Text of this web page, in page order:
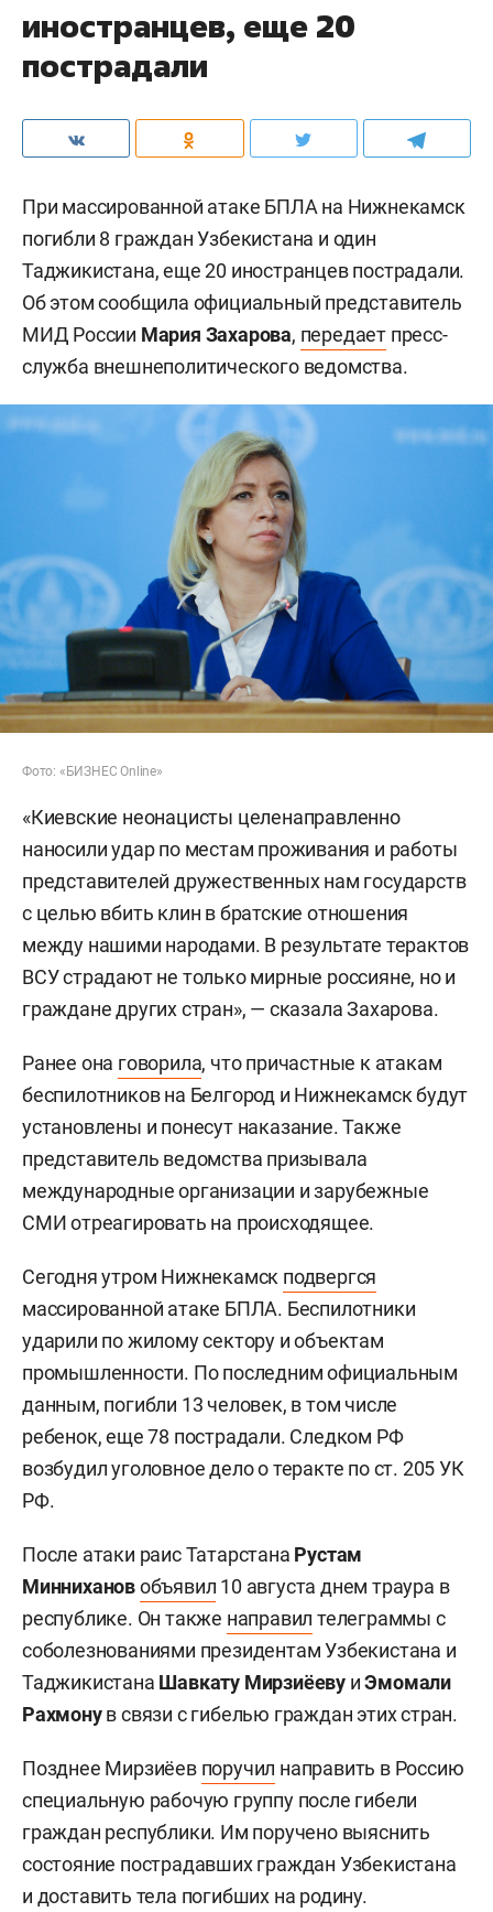
иностранцев, еще 20
пострадали
При массированной атаке БПЛА на Нижнекамск
погибли 8 граждан Узбекистана и один
Таджикистана, еще 20 иностранцев пострадали.
Об этом сообщила официальный представитель
МИД России Мария Захарова, передает пресс-
служба внешнеполитического ведомства.
Фото: «БИЗНЕС Online»
«Киевские неонацисты целенаправленно
наносили удар по местам проживания и работы
представителей дружественных нам государств
с целью вбить клин в братские отношения
между нашими народами. В результате терактов
ВСУ страдают не только мирные россияне, но и
граждане других стран», — сказала Захарова.
Ранее она говорила, что причастные к атакам
беспилотников на Белгород и Нижнекамск будут
установлены и понесут наказание. Также
представитель ведомства призывала
международные организации и зарубежные
СМИ отреагировать на происходящее.
Сегодня утром Нижнекамск подвергся
массированной атаке БПЛА. Беспилотники
ударили по жилому сектору и объектам
промышленности. По последним официальным
данным, погибли 13 человек, в том числе
ребенок, еще 78 пострадали. Следком РФ
возбудил уголовное дело о теракте по ст. 205 УК
РФ.
После атаки раис Татарстана Рустам
Миннихановобъявил 10 августа днем траура в
республике. Он также направил телеграммы с
соболезнованиями президентам Узбекистана и
Таджикистана Шавкату Мирзиёеву иЭмомали
Рахмонув связи с гибелью граждан этих стран.
Позднее Мирзиёев поручил направить в Россию
специальную рабочую группу после гибели
граждан республики. Им поручено выяснить
состояние пострадавших граждан Узбекистана
и доставить тела погибших на родину.